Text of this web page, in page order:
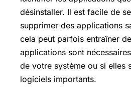
désinstaller. Il est facile de
supprimer des applications
cela peut parfois entraîner
applications sont
de votre système ou si elles
logiciels importants.